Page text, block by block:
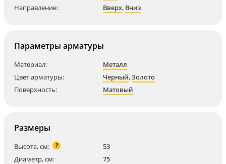
Направление:
Вверх, Вниз
Параметры арматуры
Материал:
Металл
Цвет арматуры:
Черный,Золото
Поверхность:
Матовый
Размеры
Высота, см: ?
53
Диаметр, см:
75